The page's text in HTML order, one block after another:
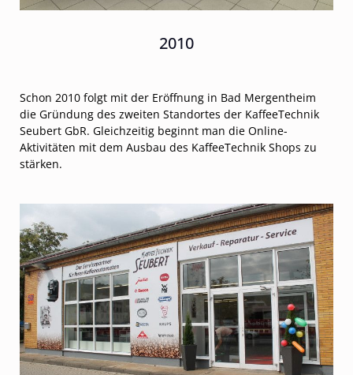
2010
Schon 2010 folgt mit der Eröffnung in Bad Mergentheim
die Gründung des zweiten Standortes der KaffeeTechnik
Seubert GbR. Gleichzeitig beginnt man die Online-
Aktivitäten mit dem Ausbau des KaffeeTechnik Shops zu
stärken.